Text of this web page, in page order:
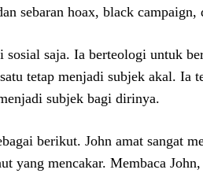
sebaran hoax, black campaign,
sosial saja. Ia berteologi untuk
tetap menjadi subjek akal. Ia
subjek bagi dirinya.
berikut. John amat sangat
yang mencakar. Membaca